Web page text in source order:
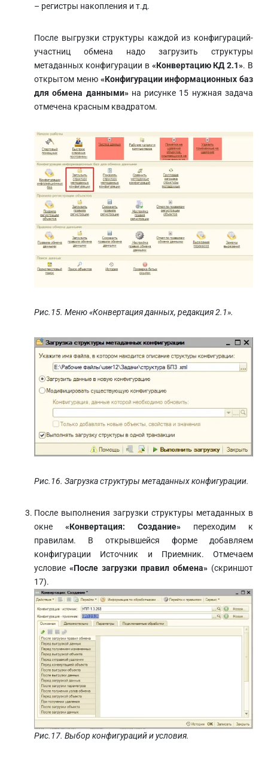
– регистры накопления и т.д.
После выгрузки структуры каждой из конфигураций-
участниц обмена надо загрузить структуры
метаданных конфигурации в «Конвертацию КД 2.1». В
открытом меню «Конфигурации информационных баз
для обмена данными»на рисунке 15 нужная задача
отмечена красным квадратом.
Рис.15. Меню «Конвертация данных, редакция 2.1».
Рис.16. Загрузка структуры метаданных конфигурации.
После выполнения загрузки структуры метаданных в
окне «Конвертация: Создание» переходим к
правилам. В открывшейся форме добавляем
конфигурации Источник и Приемник. Отмечаем
условие «После загрузки правил обмена» (скриншот
17).
Рис.17. Выбор конфигураций и условия.